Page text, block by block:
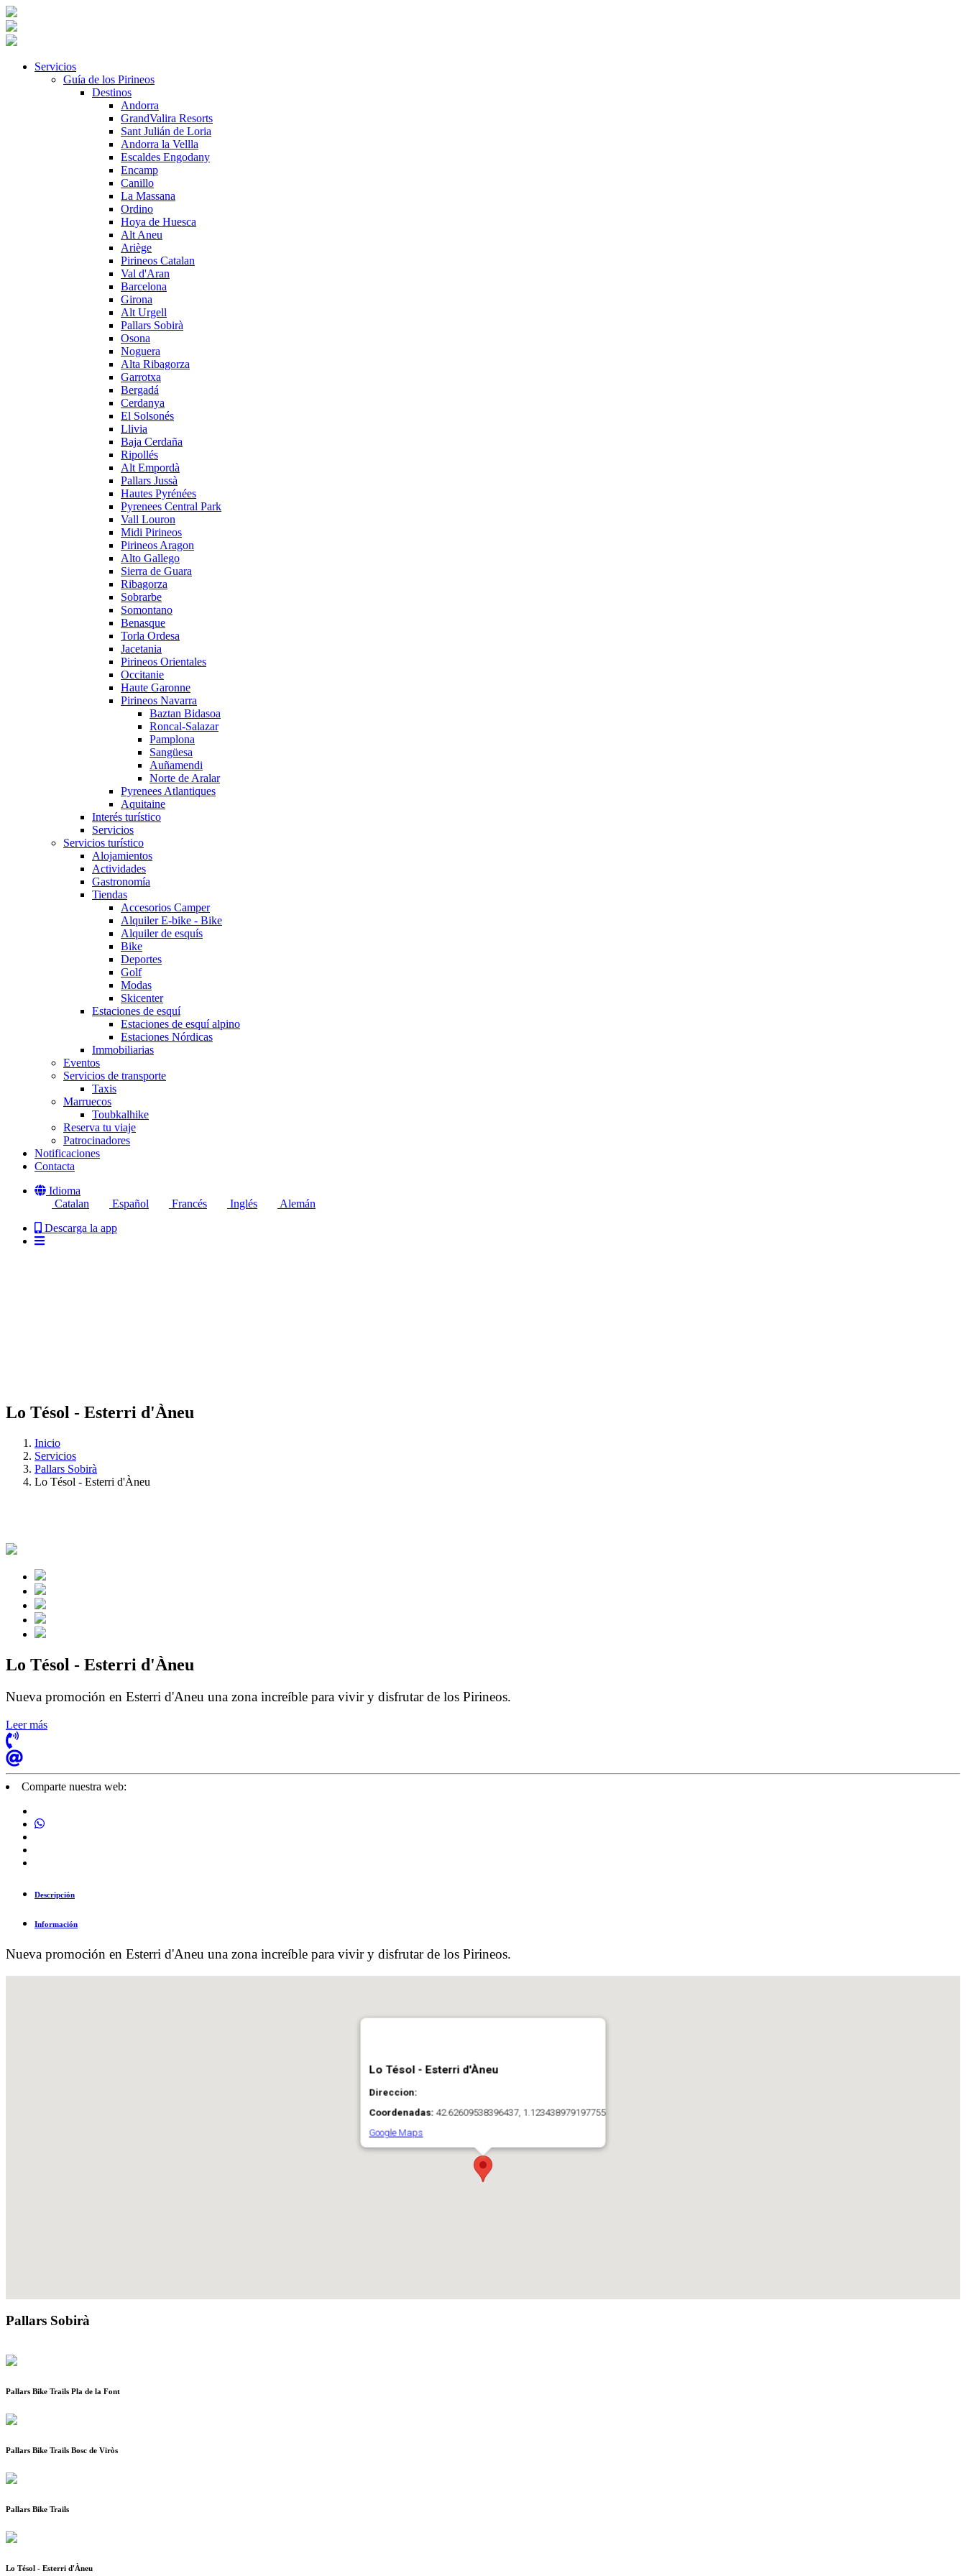
Servicios
Guía de los Pirineos
Destinos
Andorra
GrandValira Resorts
Sant Julián de Loria
Andorra la Vellla
Escaldes Engodany
Encamp
Canillo
La Massana
Ordino
Hoya de Huesca
Alt Aneu
Ariège
Pirineos Catalan
Val d'Aran
Barcelona
Girona
Alt Urgell
Pallars Sobirà
Osona
Noguera
Alta Ribagorza
Garrotxa
Bergadá
Cerdanya
El Solsonés
Llivia
Baja Cerdaña
Ripollés
Alt Empordà
Pallars Jussà
Hautes Pyrénées
Pyrenees Central Park
Vall Louron
Midi Pirineos
Pirineos Aragon
Alto Gallego
Sierra de Guara
Ribagorza
Sobrarbe
Somontano
Benasque
Torla Ordesa
Jacetania
Pirineos Orientales
Occitanie
Haute Garonne
Pirineos Navarra
Baztan Bidasoa
Roncal-Salazar
Pamplona
Sangüesa
Auñamendi
Norte de Aralar
Pyrenees Atlantiques
Aquitaine
Interés turístico
Servicios
Servicios turístico
Alojamientos
Actividades
Gastronomía
Tiendas
Accesorios Camper
Alquiler E-bike - Bike
Alquiler de esquís
Bike
Deportes
Golf
Modas
Skicenter
Estaciones de esquí
Estaciones de esquí alpino
Estaciones Nórdicas
Immobiliarias
Eventos
Servicios de transporte
Taxis
Marruecos
Toubkalhike
Reserva tu viaje
Patrocinadores
Notificaciones
Contacta
Idioma
Catalan
Español Francés Inglés
Alemán
Descarga la app
Lo Tésol - Esterri d'Àneu
Inicio
Servicios
Pallars Sobirà
Lo Tésol - Esterri d'Àneu
Lo Tésol - Esterri d'Àneu
Nueva promoción en Esterri d'Aneu una zona increíble para vivir y disfrutar de los Pirineos.
Leer más
Comparte nuestra web:
Descripción
Información
Nueva promoción en Esterri d'Aneu una zona increíble para vivir y disfrutar de los Pirineos.
Lo Tésol - Esterri d'Àneu
Direccion:
Coordenadas: 42.62609538396437, 1.123438979197755
Google Maps
Pallars Sobirà
Pallars Bike Trails Pla de la Font
Pallars Bike Trails Bosc de Viròs
Pallars Bike Trails
Lo Tésol - Esterri d'Àneu